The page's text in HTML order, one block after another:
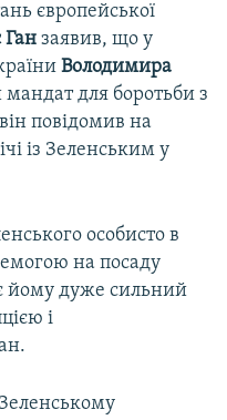
європейської
Ган заявив, що у
Володимира
для боротьби з
повідомив на
із Зеленським у
особисто в
на посаду
йому дуже сильний
і